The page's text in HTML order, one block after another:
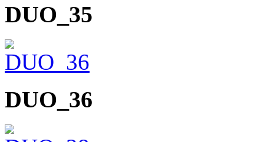
DUO_35
DUO_36